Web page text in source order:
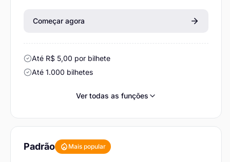
Começar agora
Até R$ 5,00 por bilhete
Até 1.000 bilhetes
Ver todas as funções
Padrão Mais popular